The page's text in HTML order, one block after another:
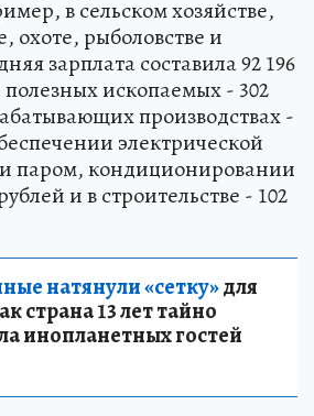
в сельском хозяйстве,
охоте, рыболовстве и
зарплата составила 92 196
ископаемых - 302
производствах -
электрической
паром, кондиционировании
и в строительстве - 102
натянули «сетку»для
страна 13 лет тайно
инопланетных гостей